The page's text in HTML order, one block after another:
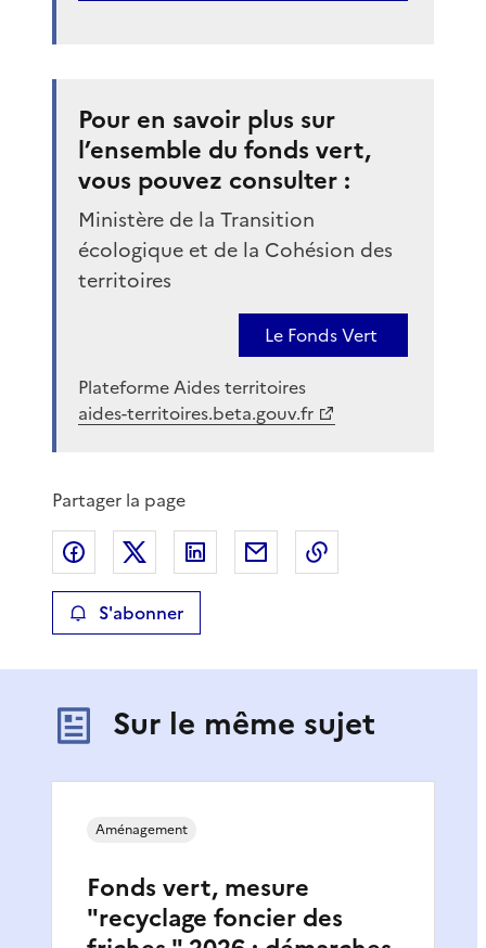
Pour en savoir plus sur
l’ensemble du fonds vert,
vous pouvez consulter :
Ministère de la Transition
écologique et de la Cohésion des
territoires
Le Fonds Vert
Plateforme Aides territoires
aides-territoires.beta.gouv.fr
Partager la page
Partager sur Facebook
Partager sur XPartager sur LinkedIn
Partager par email
S'abonner
Sur le même sujet
Fonds vert, mesure
"recyclage foncier des
Aménagement